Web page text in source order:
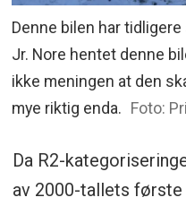
Denne bilen har
Jr. Nore hentet denne
ikke meningen at den
mye riktig enda. Foto:
Da R2-
av 2000-tallets